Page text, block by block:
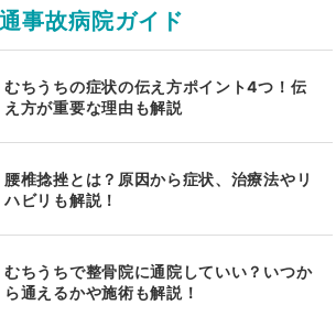
事故病院ガイド
むちうちの症状の伝え方ポイント4つ！伝
え方が重要な理由も解説
腰椎捻挫とは？原因から症状、治療法やリ
ハビリも解説！
むちうちで整骨院に通院していい？いつか
ら通えるかや施術も解説！